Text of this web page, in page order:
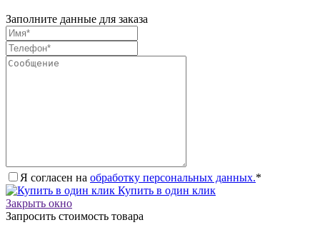
Заполните данные для заказа
Я согласен на обработку персональных данных.*
Купить в один клик
Закрыть окно
Запросить стоимость товара